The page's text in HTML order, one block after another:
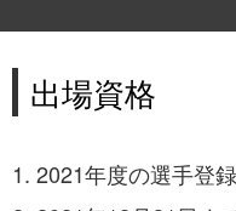
出場資格
2021年度の選手登